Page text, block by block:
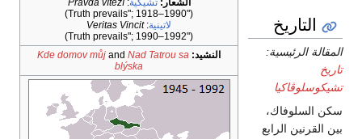
الشعار:تشيكية:
Pravda vítězí
("Truth prevails"; 1918–1990)
لاتينية:
Veritas Vincit
("Truth prevails"; 1990–1992)
النشيد:
Kde domov můj and Nad Tatrou sa
blýska
التاريخ
المقالة الرئيسية:
تاريخ
تشيكوسلوڤاكيا
سكن السلوفاك،
بين القرنين الرابع